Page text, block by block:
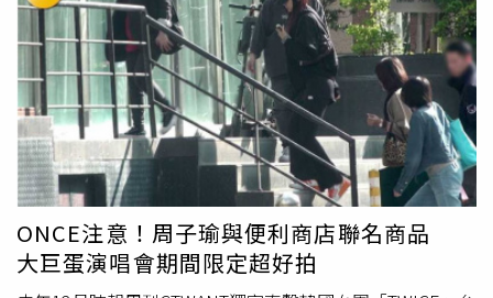
當看到零食包裝上的注音字樣後，原PO才恍然大悟，對方
想找的其實是台灣常見的零食「ㄋㄟㄋㄟ補給站」。也有網
友分享過類似經驗，日本朋友來台旅遊時也曾詢問想找「嘍
嘿嘍嘿」餅乾，起初同樣讓人難以理解。直到對方寫下「ろ
へろへ」字樣後，才讓人聯想到注音符號「ㄋㄟㄋㄟ」，最
終順利找到商品。「ㄋㄟㄋㄟ補給站」是許多人的童年回
憶。（圖／翻攝YAHOO購物）相關貼文曝光後引發網友熱
烈討論，吸引28萬人瀏覽。許多留言表示，「好好笑，這個
ㄋㄟㄋㄟ是注音符號啦」、「這個很好吃，日本朋友懂
吃」、「這個口味很接近北海道農業學校牛奶餅，只不過口
感較硬，日本人會喜歡」、「的確是ろへろへ沒錯......」、
ONCE注意！周子瑜與便利商店聯名商品
大巨蛋演唱會期間限定超好拍